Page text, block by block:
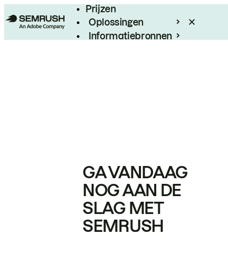
Prijzen
Oplossingen
Informatiebronnen
GA VANDAAG
NOG AAN DE
SLAG MET
SEMRUSH